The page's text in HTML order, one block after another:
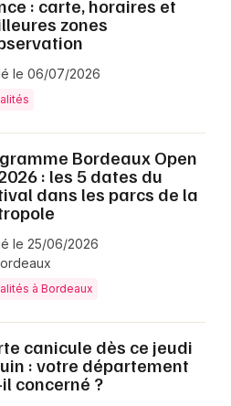
: carte, horaires et
zones
le 06/07/2026
Bordeaux Open
: les 5 dates du
dans les parcs de la
le 25/06/2026
à Bordeaux
canicule dès ce jeudi
: votre département
concerné ?